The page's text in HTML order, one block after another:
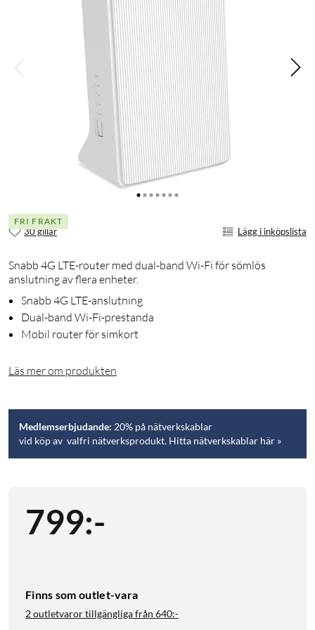
FRI FRAKT
30 gillar Lägg i inköpslista
Snabb 4G LTE-router med dual-band Wi-Fi för sömlös
anslutning av flera enheter.
Snabb 4G LTE-anslutning
Dual-band Wi-Fi-prestanda
Mobil router för simkort
Läs mer om produkten
Medlemserbjudande: 20% på nätverkskablar
vid köp av valfri nätverksprodukt. Hitta nätverkskablar här »
799:-
Finns som outlet-vara
2 outletvaror tillgängliga från 640:-